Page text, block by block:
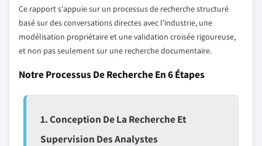
Ce rapport s'appuie sur un processus de recherche structuré
basé sur des conversations directes avec l'industrie, une
modélisation propriétaire et une validation croisée rigoureuse,
et non pas seulement sur une recherche documentaire.
Notre Processus De Recherche En 6 Étapes
1. Conception De La Recherche Et
Supervision Des Analystes